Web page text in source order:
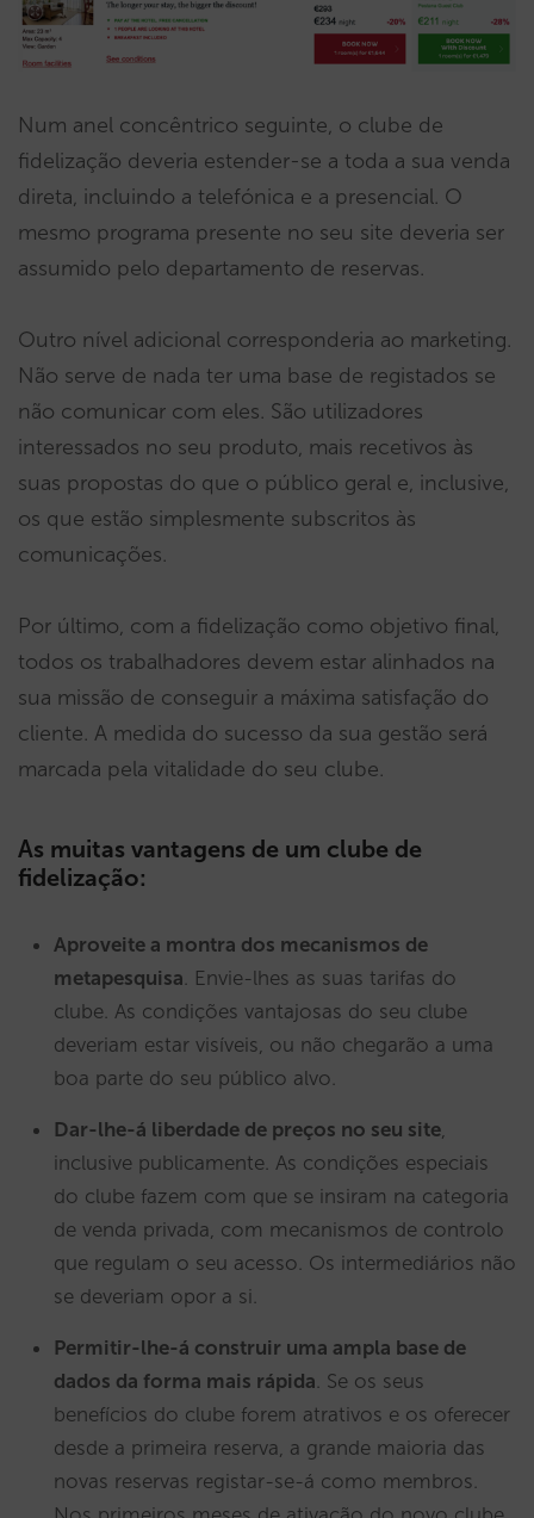
Num anel concêntrico seguinte, o clube de
fidelização deveria estender-se a toda a sua venda
direta, incluindo a telefónica e a presencial. O
mesmo programa presente no seu site deveria ser
assumido pelo departamento de reservas.
Outro nível adicional corresponderia ao marketing.
Não serve de nada ter uma base de registados se
não comunicar com eles. São utilizadores
interessados no seu produto, mais recetivos às
suas propostas do que o público geral e, inclusive,
os que estão simplesmente subscritos às
comunicações.
Por último, com a fidelização como objetivo final,
todos os trabalhadores devem estar alinhados na
sua missão de conseguir a máxima satisfação do
cliente. A medida do sucesso da sua gestão será
marcada pela vitalidade do seu clube.
As muitas vantagens de um clube de
fidelização:
Aproveite a montra dos mecanismos de
metapesquisa. Envie-lhes as suas tarifas do
clube. As condições vantajosas do seu clube
deveriam estar visíveis, ou não chegarão a uma
boa parte do seu público alvo.
Dar-lhe-á liberdade de preços no seu site,
inclusive publicamente. As condições especiais
do clube fazem com que se insiram na categoria
de venda privada, com mecanismos de controlo
que regulam o seu acesso. Os intermediários não
se deveriam opor a si.
Permitir-lhe-á construir uma ampla base de
dados da forma mais rápida. Se os seus
benefícios do clube forem atrativos e os oferecer
desde a primeira reserva, a grande maioria das
novas reservas registar-se-á como membros.